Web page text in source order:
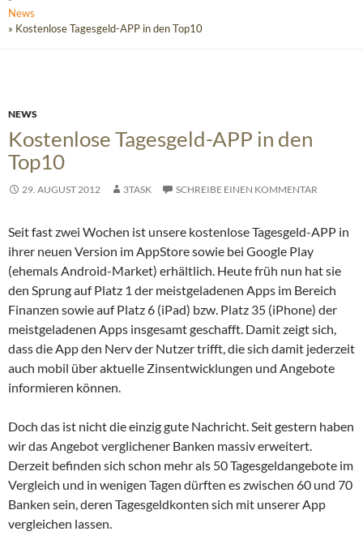
News
» Kostenlose Tagesgeld-APP in den Top10
NEWS
Kostenlose Tagesgeld-APP in den
Top10
29. AUGUST 2012 3TASK SCHREIBE EINEN KOMMENTAR
Seit fast zwei Wochen ist unsere kostenlose Tagesgeld-APP in
ihrer neuen Version im AppStore sowie bei Google Play
(ehemals Android-Market) erhältlich. Heute früh nun hat sie
den Sprung auf Platz 1 der meistgeladenen Apps im Bereich
Finanzen sowie auf Platz 6 (iPad) bzw. Platz 35 (iPhone) der
meistgeladenen Apps insgesamt geschafft. Damit zeigt sich,
dass die App den Nerv der Nutzer trifft, die sich damit jederzeit
auch mobil über aktuelle Zinsentwicklungen und Angebote
informieren können.
Doch das ist nicht die einzig gute Nachricht. Seit gestern haben
wir das Angebot verglichener Banken massiv erweitert.
Derzeit befinden sich schon mehr als 50 Tagesgeldangebote im
Vergleich und in wenigen Tagen dürften es zwischen 60 und 70
Banken sein, deren Tagesgeldkonten sich mit unserer App
vergleichen lassen.